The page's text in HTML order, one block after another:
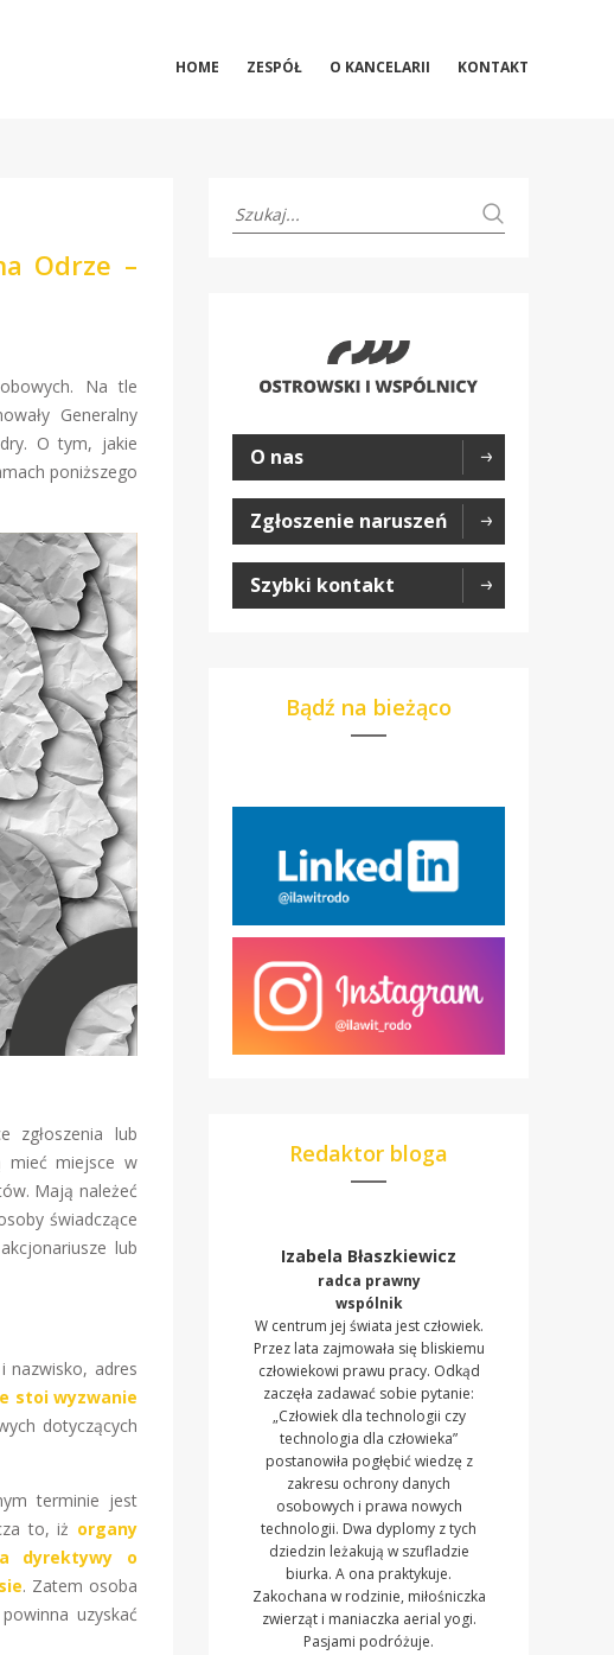
HOME ZESPÓŁ O KANCELARII KONTAKT
Odrze –
Na tle
Generalny
O tym, jakie
poniższego
zgłoszenia lub
mieć miejsce w
Mają należeć
świadczące
lub
nazwisko, adres
stoi wyzwanie
dotyczących
terminie jest
to, iż organy
dyrektywy o
. Zatem osoba
uzyskać
O nas
Zgłoszenie naruszeń
Szybki kontakt
Bądź na bieżąco
Redaktor bloga
Izabela Błaszkiewicz
radca prawny
wspólnik
W centrum jej świata jest człowiek.
Przez lata zajmowała się bliskiemu
człowiekowi prawu pracy. Odkąd
zaczęła zadawać sobie pytanie:
„Człowiek dla technologii czy
technologia dla człowieka”
postanowiła pogłębić wiedzę z
zakresu ochrony danych
osobowych i prawa nowych
technologii. Dwa dyplomy z tych
dziedzin leżakują w szufladzie
biurka. A ona praktykuje.
Zakochana w rodzinie, miłośniczka
zwierząt i maniaczka aerial yogi.
Pasjami podróżuje.